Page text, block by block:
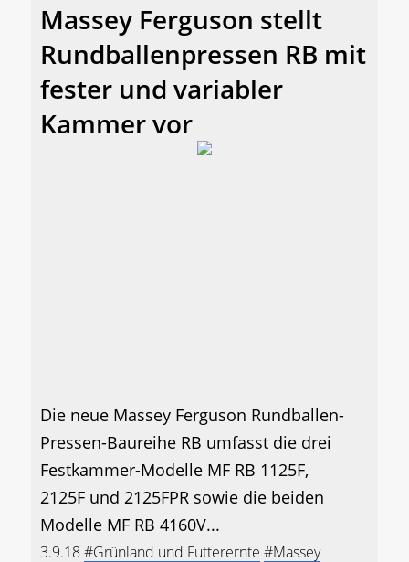
Massey Ferguson stellt
Rundballenpressen RB mit
fester und variabler
Kammer vor
Die neue Massey Ferguson Rundballen-
Pressen-Baureihe RB umfasst die drei
Festkammer-Modelle MF RB 1125F,
2125F und 2125FPR sowie die beiden
Modelle MF RB 4160V...
3.9.18#Grünland und Futterernte #Massey